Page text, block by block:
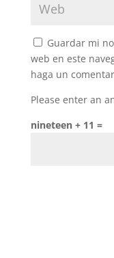
Guardar mi
web en este
haga un
Please enter an
nineteen + 11 =